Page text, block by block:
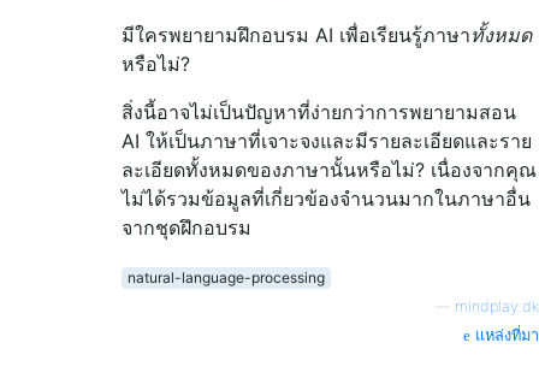
มีใครพยายามฝึกอบรม AI เพื่อเรียนรู้ภาษาทั้งหมด
หรือไม่?
สิ่งนี้อาจไม่เป็นปัญหาที่ง่ายกว่าการพยายามสอน
AI ให้เป็นภาษาที่เจาะจงและมีรายละเอียดและราย
ละเอียดทั้งหมดของภาษานั้นหรือไม่? เนื่องจากคุณ
ไม่ได้รวมข้อมูลที่เกี่ยวข้องจำนวนมากในภาษาอื่น
จากชุดฝึกอบรม
natural-language-processing
mindplay.dk
แหล่งที่มา